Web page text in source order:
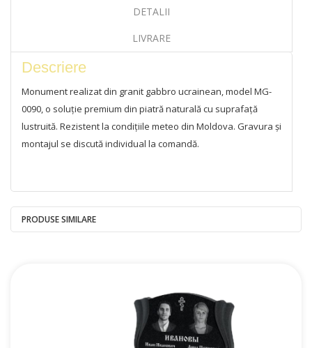
DETALII
LIVRARE
Descriere
Monument realizat din granit gabbro ucrainean, model MG-
0090, o soluție premium din piatră naturală cu suprafață
lustruită. Rezistent la condițiile meteo din Moldova. Gravura și
montajul se discută individual la comandă.
PRODUSE SIMILARE